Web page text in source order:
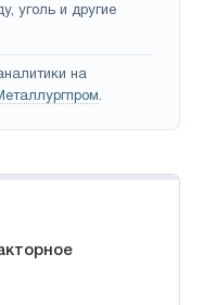
уголь и другие
на
.